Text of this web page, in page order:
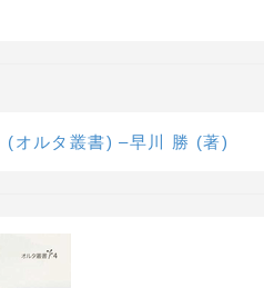
オルタ叢書) –早川 勝 (著)